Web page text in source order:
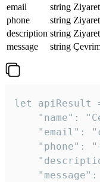
email
string
phone
string
description string
message
string
let apiResult
"name":
"email":
"phone":